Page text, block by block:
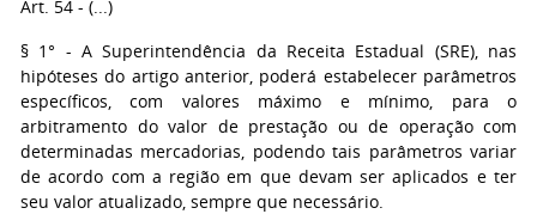
Art. 54 - (...)
§ 1° - A Superintendência da Receita Estadual (SRE), nas
hipóteses do artigo anterior, poderá estabelecer parâmetros
específicos, com valores máximo e mínimo, para o
arbitramento do valor de prestação ou de operação com
determinadas mercadorias, podendo tais parâmetros variar
de acordo com a região em que devam ser aplicados e ter
seu valor atualizado, sempre que necessário.